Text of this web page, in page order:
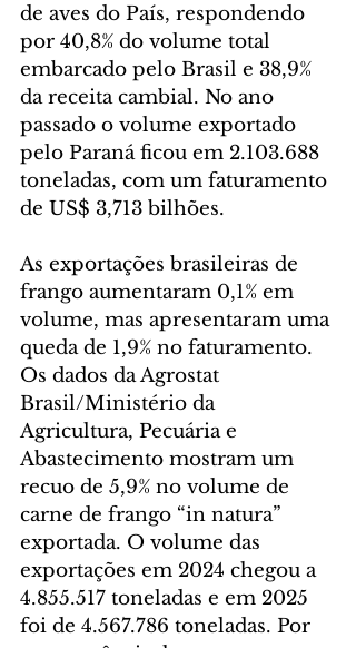
de aves do País, respondendo
por 40,8% do volume total
embarcado pelo Brasil e 38,9%
da receita cambial. No ano
passado o volume exportado
pelo Paraná ficou em 2.103.688
toneladas, com um faturamento
de US$ 3,713 bilhões.
As exportações brasileiras de
frango aumentaram 0,1% em
volume, mas apresentaram uma
queda de 1,9% no faturamento.
Os dados da Agrostat
Brasil/Ministério da
Agricultura, Pecuária e
Abastecimento mostram um
recuo de 5,9% no volume de
carne de frango “in natura”
exportada. O volume das
exportações em 2024 chegou a
4.855.517 toneladas e em 2025
foi de 4.567.786 toneladas. Por